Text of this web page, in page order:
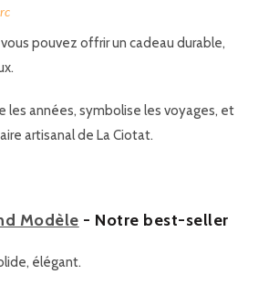
vous pouvez offrir un cadeau durable,
les années, symbolise les voyages, et
artisanal de La Ciotat.
Modèle - Notre best-seller
élégant.